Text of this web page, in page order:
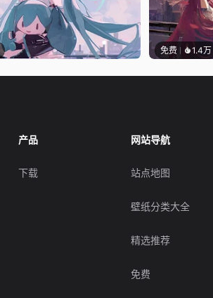
免费 1.4万
产品
下载
网站导航
站点地图
壁纸分类大全
精选推荐
免费